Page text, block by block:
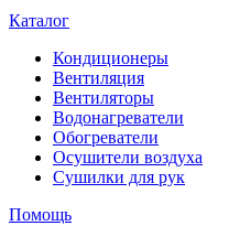
Каталог
Кондиционеры
Вентиляция
Вентиляторы
Водонагреватели
Обогреватели
Осушители воздуха
Сушилки для рук
Помощь